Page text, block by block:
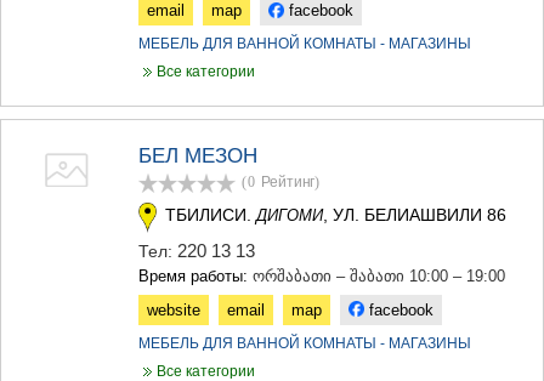
email
map facebook
МЕБЕЛЬ ДЛЯ ВАННОЙ КОМНАТЫ - МАГАЗИНЫ
Все категории
БЕЛ МЕЗОН
(0 Рейтинг)
ТБИЛИСИ. ДИГОМИ, УЛ. БЕЛИАШВИЛИ 86
Тел: 220 13 13
Время работы: ორშაბათი – შაბათი 10:00 – 19:00
website
email map facebook
МЕБЕЛЬ ДЛЯ ВАННОЙ КОМНАТЫ - МАГАЗИНЫ
Все категории